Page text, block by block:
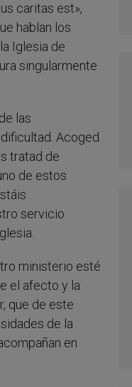
caritas est»,
hablan los
Iglesia de
singularmente
las
Acoged
tratad de
de estos
servicio
ministerio esté
el afecto y la
que de este
de la
en